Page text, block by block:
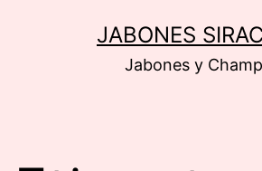
JABONES
Jabones y